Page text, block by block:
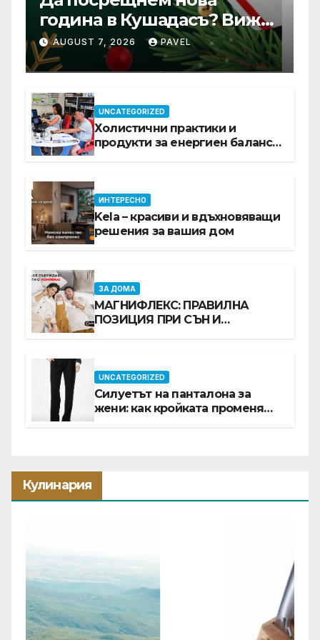
година в Кушадасъ? Вижте
защо си заслужава …
AUGUST 7, 2026 PAVEL
UNCATEGORIZED
Холистични практики и
продукти за енергиен баланс в
ИНТЕРЕСНО
Kela – красиви и вдъхновяващи
решения за вашия дом
ЗА ДОМА
МАГНИФЛЕКС: ПРАВИЛНА
ПОЗИЦИЯ ПРИ СЪН И
UNCATEGORIZED
Силуетът на панталона за
жени: как кройката променя
Кулинария